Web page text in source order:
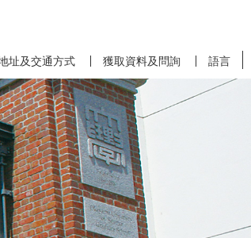
址及交通方式 獲取資料及問詢 語言